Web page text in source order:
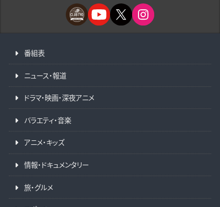
番組表
ニュース・報道
ドラマ・映画・深夜アニメ
バラエティ・音楽
アニメ・キッズ
情報・ドキュメンタリー
旅・グルメ